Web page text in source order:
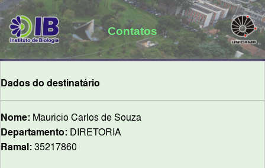
Contatos
Dados do destinatário
Nome: Mauricio Carlos de Souza
Departamento: DIRETORIA
Ramal:35217860